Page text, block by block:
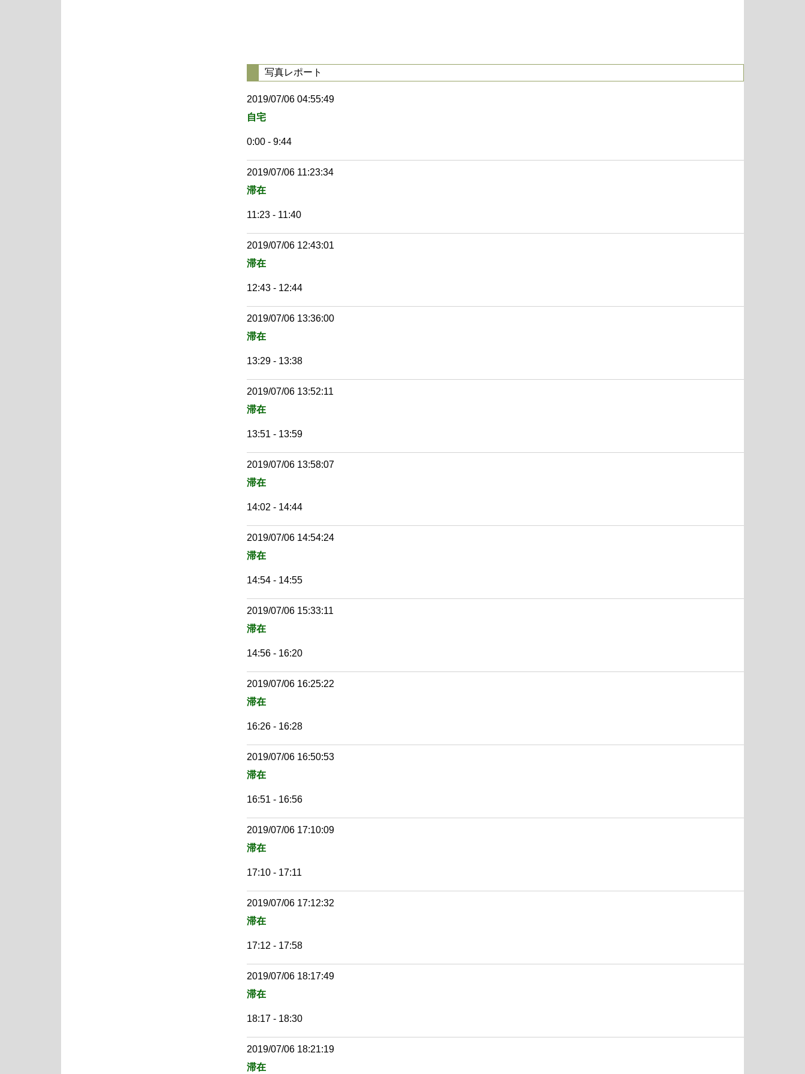
写真レポート
2019/07/06 04:55:49
自宅
0:00 - 9:44
2019/07/06 11:23:34
滞在
11:23 - 11:40
2019/07/06 12:43:01
滞在
12:43 - 12:44
2019/07/06 13:36:00
滞在
13:29 - 13:38
2019/07/06 13:52:11
滞在
13:51 - 13:59
2019/07/06 13:58:07
滞在
14:02 - 14:44
2019/07/06 14:54:24
滞在
14:54 - 14:55
2019/07/06 15:33:11
滞在
14:56 - 16:20
2019/07/06 16:25:22
滞在
16:26 - 16:28
2019/07/06 16:50:53
滞在
16:51 - 16:56
2019/07/06 17:10:09
滞在
17:10 - 17:11
2019/07/06 17:12:32
滞在
17:12 - 17:58
2019/07/06 18:17:49
滞在
18:17 - 18:30
2019/07/06 18:21:19
滞在